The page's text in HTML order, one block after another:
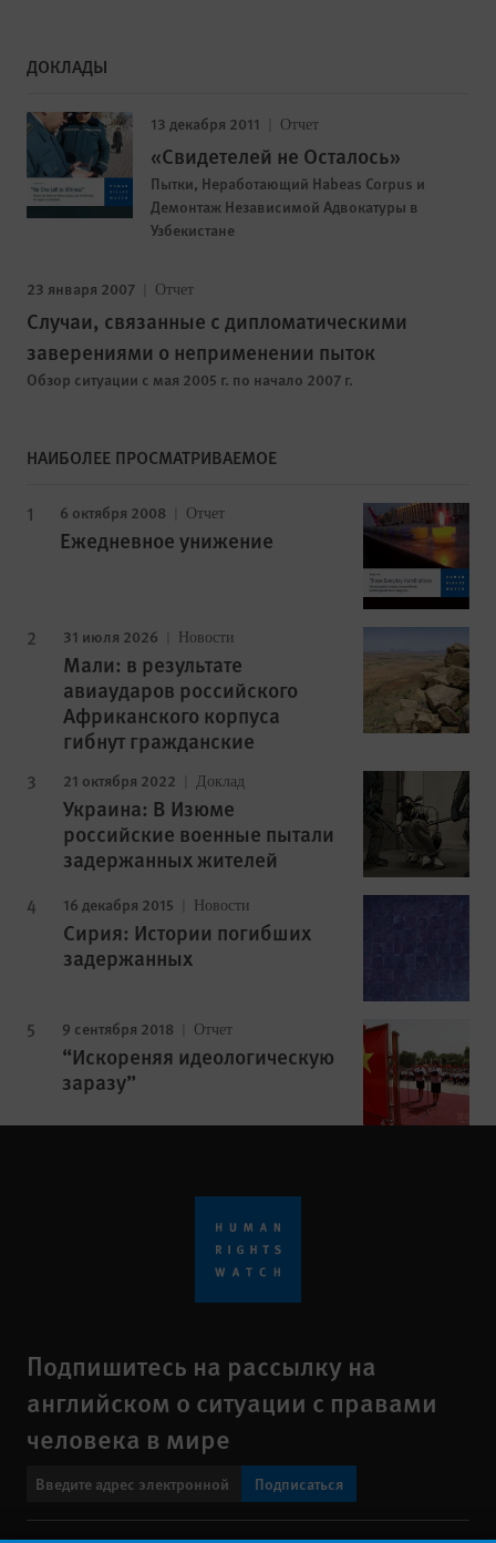
ДОКЛАДЫ
13 декабря 2011 Отчет
«Свидетелей не Осталось»
Пытки, Неработающий Habeas Corpus и
Демонтаж Независимой Адвокатуры в
Узбекистане
23 января 2007 Отчет
Случаи, связанные с дипломатическими
заверениями о неприменении пыток
Обзор ситуации с мая 2005 г. по начало 2007 г.
НАИБОЛЕЕ ПРОСМАТРИВАЕМОЕ
6 октября 2008 Отчет
Ежедневное унижение
31 июля 2026 Новости
Мали: в результате
авиаударов российского
Африканского корпуса
гибнут гражданские
21 октября 2022 Доклад
Украина: В Изюме
российские военные пытали
задержанных жителей
16 декабря 2015 Новости
Сирия: Истории погибших
задержанных
9 сентября 2018 Отчет
“Искореняя идеологическую
заразу”
Подпишитесь на рассылку на
английском о ситуации с правами
человека в мире
Подписаться